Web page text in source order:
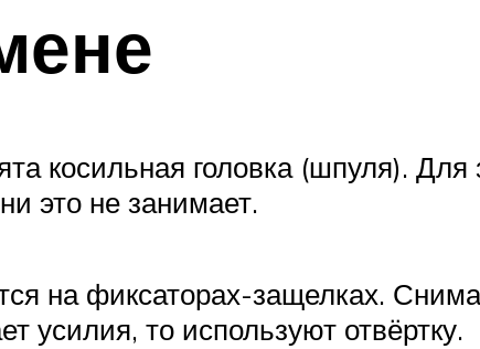
косильная головка (шпуля).
это не занимает.
на фиксаторах-защелках.
усилия, то используют отвёртку.